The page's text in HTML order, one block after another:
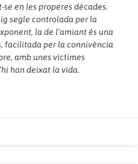
en les properes dècades.
segle controlada per la
la de l’amiant és una
facilitada per la connivència
amb unes víctimes
han deixat la vida.